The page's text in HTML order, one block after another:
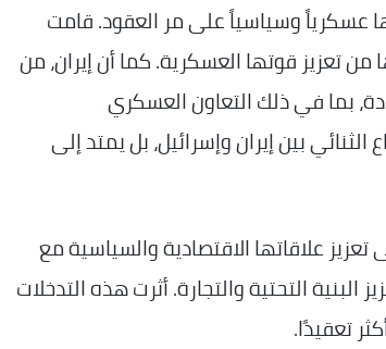
عسكرياً وسياسياً على مر العقود. قامت
تعزيز قوتها العسكرية. كما أن إيران، من
بما في ذلك التعاون العسكري
بين إيران وإسرائيل، بل يمتد إلى
علاقاتها الاقتصادية والسياسية مع
التحتية والتجارة. أثرت هذه التدخلات
تعقيدًا.